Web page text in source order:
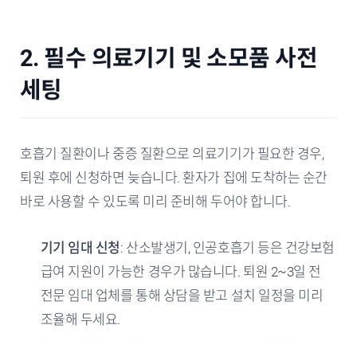
2. 필수 의료기기 및 소모품 사전
세팅
호흡기 질환이나 중증 질환으로 의료기기가 필요한 경우,
퇴원 후에 신청하면 늦습니다. 환자가 집에 도착하는 순간
바로 사용할 수 있도록 미리 준비해 두어야 합니다.
기기 임대 신청: 산소발생기, 인공호흡기 등은 건강보험
급여 지원이 가능한 경우가 많습니다. 퇴원 2~3일 전
전문 임대 업체를 통해 상담을 받고 설치 일정을 미리
조율해 두세요.